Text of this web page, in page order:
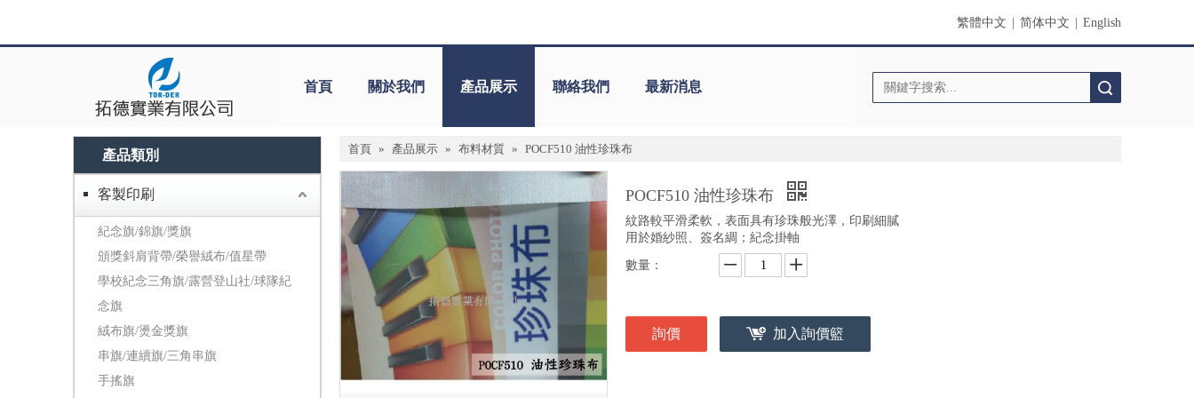
繁體中文 简体中文 English
首頁 關於我們 產品展示 聯絡我們 最新消息
產品類別
客製印刷
紀念旗/錦旗/獎旗
頒獎斜肩背帶/榮譽絨布/值星帶
學校紀念三角旗/露營登山社/球隊紀
念旗
絨布旗/燙金獎旗
串旗/連續旗/三角串旗
手搖旗
首頁 » 產品展示 » 布料材質 » POCF510 油性珍珠布
POCF510 油性珍珠布
紋路較平滑柔軟，表面具有珍珠般光澤，印刷細膩
用於婚紗照、簽名綢；紀念掛軸
數量：
詢價 加入詢價籃